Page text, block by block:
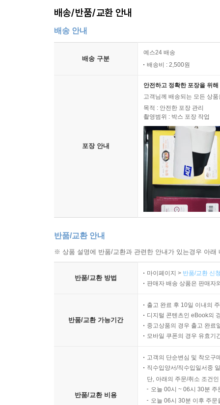
배송/반품/교환 안내
배송 안내
배송 구분
예스24 배송
배송비 : 2,500원
포장 안내
안전하고 정확한 포장을 위
고객님께 배송되는 모든 상
목적 : 안전한 포장 관리
촬영범위 : 박스 포장 작업
반품/교환 안내
※ 상품 설명에 반품/교환과 관련한 안내가 있는경우 아
반품/교환 방법
마이페이지 > 반품/교환 신
판매자 배송 상품은 판매자
반품/교환 가능기간
출고 완료 후 10일 이내의
디지털 콘텐츠인 eBook의
중고상품의 경우 출고 완료
모바일 쿠폰의 경우 유효기
반품/교환 비용
고객의 단순변심 및 착오구
직수입양서/직수입일서중
단, 아래의 주문/취소 조건
오늘 00시 ~ 06시 30분
오늘 06시 30분 이후 주